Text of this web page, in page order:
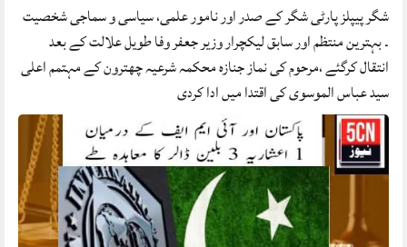
شگر پیپلز پارٹی شگر کے صدر اور نامور علمی، سیاسی و سماجی شخصیت
۔ بہترین منتظم اور سابق لیکچرار وزیر جعفر وفا طویل علالت کے بعد
انتقال کرگئے ،مرحوم کی نماز جنازہ محکمہ شرعیہ چھترون کے مہتمم اعلی
سید عباس الموسوی کی اقتدا میں ادا کردی